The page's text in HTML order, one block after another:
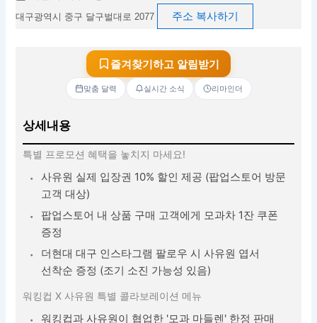
대구광역시 중구 달구벌대로 2077 주소 복사하기
즐겨찾기하고 알림받기
맞춤 달력 실시간 소식 리마인더
상세내용
특별 프로모션 혜택을 놓치지 마세요!
사유원 실제 입장권 10% 할인 제공 (팝업스토어 방문
고객 대상)
팝업스토어 내 상품 구매 고객에게 모과차 1잔 쿠폰
증정
더현대 대구 인스타그램 팔로우 시 사유원 엽서
선착순 증정 (조기 소진 가능성 있음)
워킹컵 X 사유원 특별 콜라보레이션 메뉴
워킹컵과 사유원이 협업한 '모과 마들렌' 한정 판매